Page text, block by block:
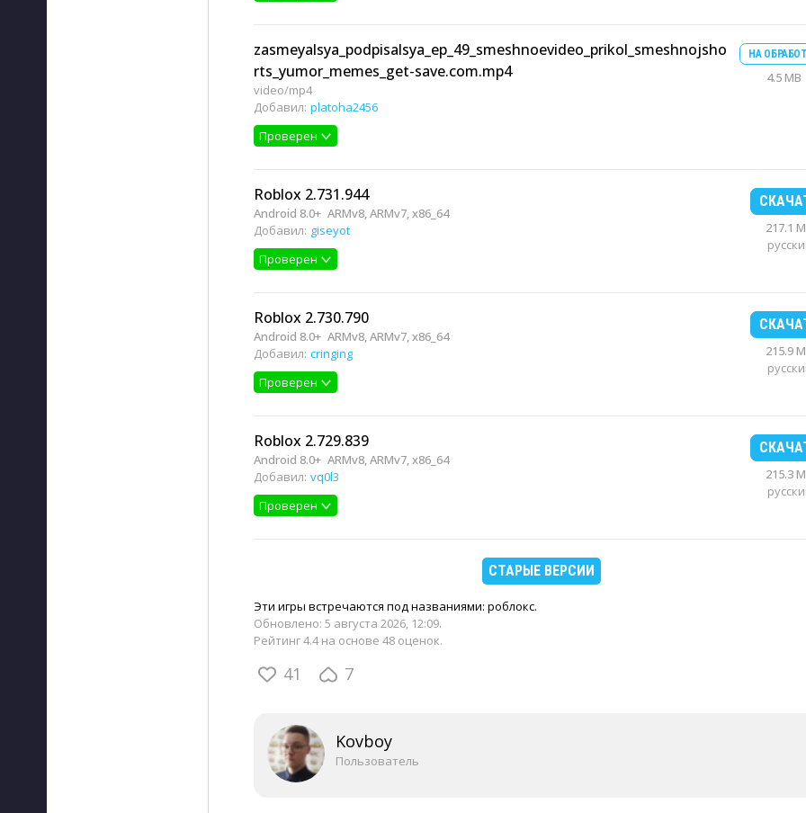
zasmeyalsya_podpisalsya_ep_49_smeshnoevideo_prikol_smeshnojsho
rts_yumor_memes_get-save.com.mp4
video/mp4
Добавил: platoha2456
Проверен
НА
4.5 MB
Roblox 2.731.944
Android 8.0+ ARMv8, ARMv7, x86_64
Добавил: giseyot
Проверен
217.1
Roblox 2.730.790
Android 8.0+ ARMv8, ARMv7, x86_64
Добавил: cringing
Проверен
215.9
Roblox 2.729.839
Android 8.0+ ARMv8, ARMv7, x86_64
Добавил: vq0l3
Проверен
215.3
СТАРЫЕ ВЕРСИИ
Эти игры встречаются под названиями: роблокс.
Обновлено: 5 августа 2026, 12:09.
Рейтинг 4.4 на основе 48 оценок.
41 7
Kovboy
Пользователь